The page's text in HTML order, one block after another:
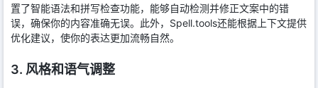
置了智能语法和拼写检查功能，能够自动检测并修正文案中的错
误，确保你的内容准确无误。此外，Spell.tools还能根据上下文提供
优化建议，使你的表达更加流畅自然。
3. 风格和语气调整